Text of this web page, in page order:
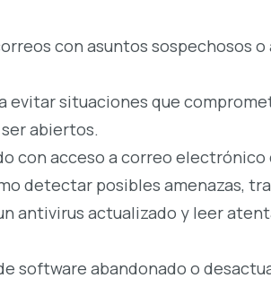
con asuntos sospechosos
situaciones que
abiertos.
con acceso a correo
detectar posibles amenazas,
antivirus actualizado y leer
software abandonado o